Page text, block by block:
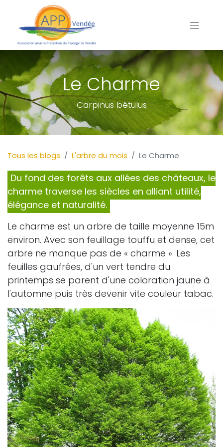
Le Charme
Carpinus bétulus
Tous les blogs L'arbre du mois Le Charme
Du fond des forêts aux allées des châteaux, le
charme traverse les siècles en alliant utilité,
élégance et naturalité.
Le charme est un arbre de taille moyenne 15m
environ. Avec son feuillage touffu et dense, cet
arbre ne manque pas de « charme ». Les
feuilles gaufrées, d'un vert tendre du
printemps se parent d'une coloration jaune à
l'automne puis très devenir vite couleur tabac.